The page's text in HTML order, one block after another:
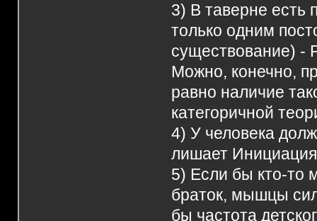
3) В таверне есть
только одним
существование) -
Можно, конечно,
равно наличие
категоричной
4) У человека
лишает
5) Если бы кто-то
браток, мышцы
бы частота